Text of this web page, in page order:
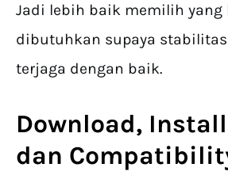
Jadi lebih baik memilih yang
dibutuhkan supaya
terjaga dengan baik.
Download,
dan